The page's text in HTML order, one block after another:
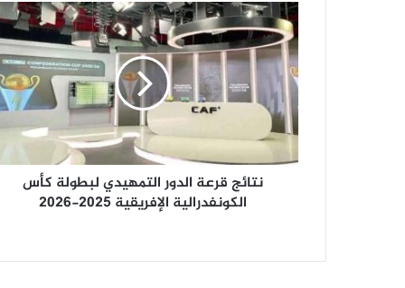
ن
ت
ا
ئ
ج
ق
ر
ة
ر
نتائج قرعة الدور التمهيدي لبطولة كأس
الكونفدرالية الإفريقية 2025-2026